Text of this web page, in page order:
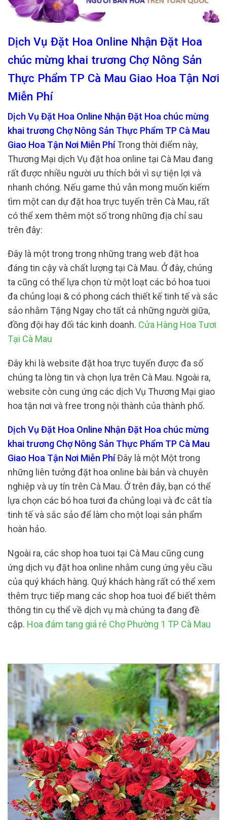
Dịch Vụ Đặt Hoa Online Nhận Đặt Hoa
chúc mừng khai trương Chợ Nông Sản
Thực Phẩm TP Cà Mau Giao Hoa Tận Nơi
Miễn Phí
Dịch Vụ Đặt Hoa Online Nhận Đặt Hoa chúc mừng
khai trương Chợ Nông Sản Thực Phẩm TP Cà Mau
Giao Hoa Tận Nơi Miễn PhíTrong thời điểm này,
Thương Mại dịch Vụ đặt hoa online tại Cà Mau đang
rất được nhiều người ưu thích bởi vì sự tiện lợi và
nhanh chóng. Nếu game thủ vẫn mong muốn kiếm
tìm một can dự đặt hoa trực tuyến trên Cà Mau, rất
có thể xem thêm một số trong những địa chỉ sau
trên đây:
Đây là một trong trong những trang web đặt hoa
đáng tin cậy và chất lượng tại Cà Mau. Ở đây, chúng
ta cũng có thể lựa chọn từ một loạt các bó hoa tuoi
đa chủng loại & có phong cách thiết kế tinh tế và sắc
sảo nhằm Tặng Ngay cho tất cả những người giữa,
đồng đội hay đối tác kinh doanh. Cửa Hàng Hoa Tươi
Tại Cà Mau
Đây khi là website đặt hoa trực tuyến được đa số
chúng ta lòng tin và chọn lựa trên Cà Mau. Ngoài ra,
website còn cung ứng các dịch Vụ Thương Mại giao
hoa tận nơi và free trong nội thành của thành phố.
Dịch Vụ Đặt Hoa Online Nhận Đặt Hoa chúc mừng
khai trương Chợ Nông Sản Thực Phẩm TP Cà Mau
Giao Hoa Tận Nơi Miễn PhíĐây là một Một trong
những liên tưởng đặt hoa online bài bản và chuyên
nghiệp và uy tín trên Cà Mau. Ở trên đây, bạn có thể
lựa chọn các bó hoa tươi đa chủng loại và đc cắt tỉa
tinh tế và sắc sảo để làm cho một loại sản phẩm
hoàn hảo.
Ngoài ra, các shop hoa tuoi tại Cà Mau cũng cung
ứng dịch vụ đặt hoa online nhằm cung ứng yêu cầu
của quý khách hàng. Quý khách hàng rất có thể xem
thêm trực tiếp mang các shop hoa tuoi để biết thêm
thông tin cụ thể về dịch vụ mà chúng ta đang đề
cập. Hoa đám tang giá rẻ Chợ Phường 1 TP Cà Mau